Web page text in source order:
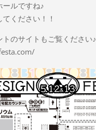
ールですね♪
ください！！
のサイトもご覧ください♪